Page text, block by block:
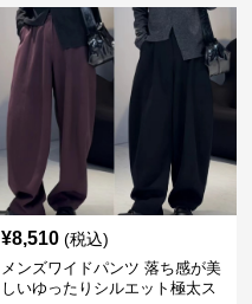
¥8,510 (税込)
メンズワイドパンツ 落ち感が美
しいゆったりシルエット極太ス